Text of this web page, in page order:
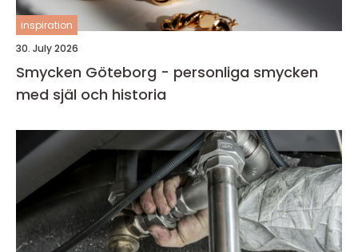
inspiration
30. July 2026
Smycken Göteborg - personliga smycken
med själ och historia